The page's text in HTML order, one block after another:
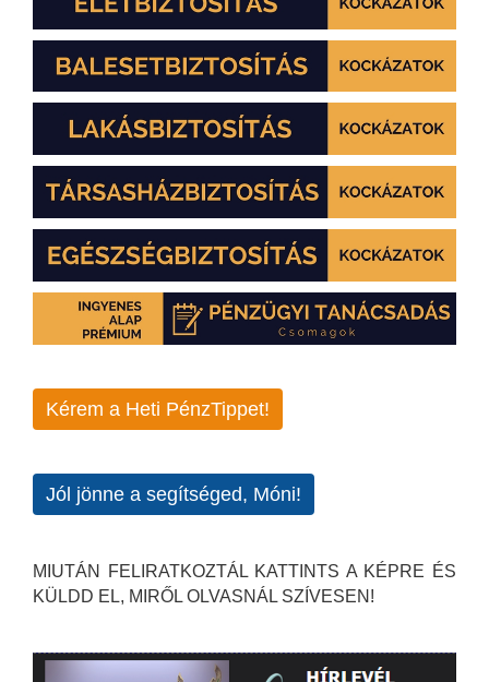
Kérem a Heti PénzTippet!
Jól jönne a segítséged, Móni!
MIUTÁN FELIRATKOZTÁL KATTINTS A KÉPRE ÉS
KÜLDD EL, MIRŐL OLVASNÁL SZÍVESEN!